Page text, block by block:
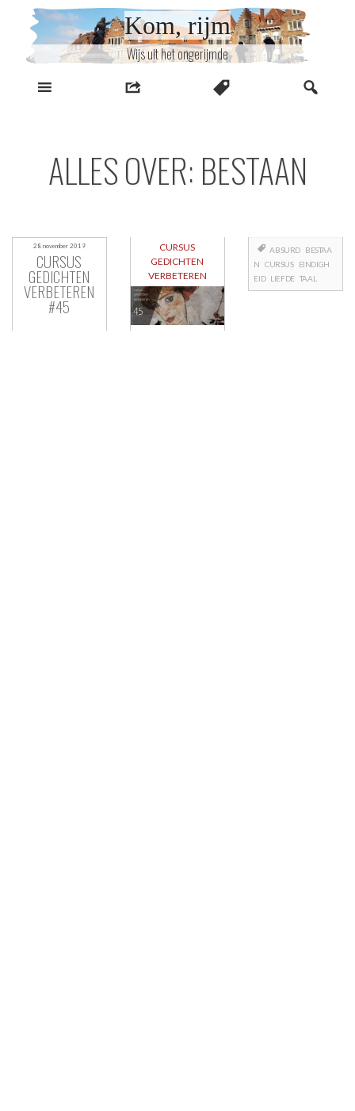
inhoud
Kom, rijm
Wijs uit het ongerijmde
ALLES OVER: BESTAAN
28 november 2019
CURSUS
GEDICHTEN
VERBETEREN
#45
CURSUS
GEDICHTEN
VERBETEREN
ABSURD BESTAA
N CURSUS
EINDIGH
EID LIEFDE TAAL